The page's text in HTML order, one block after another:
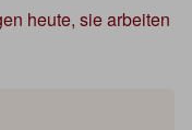
heute, sie arbeiten